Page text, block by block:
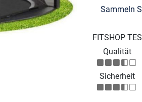
Sammeln
FITSHOP
Qualität
Sicherheit